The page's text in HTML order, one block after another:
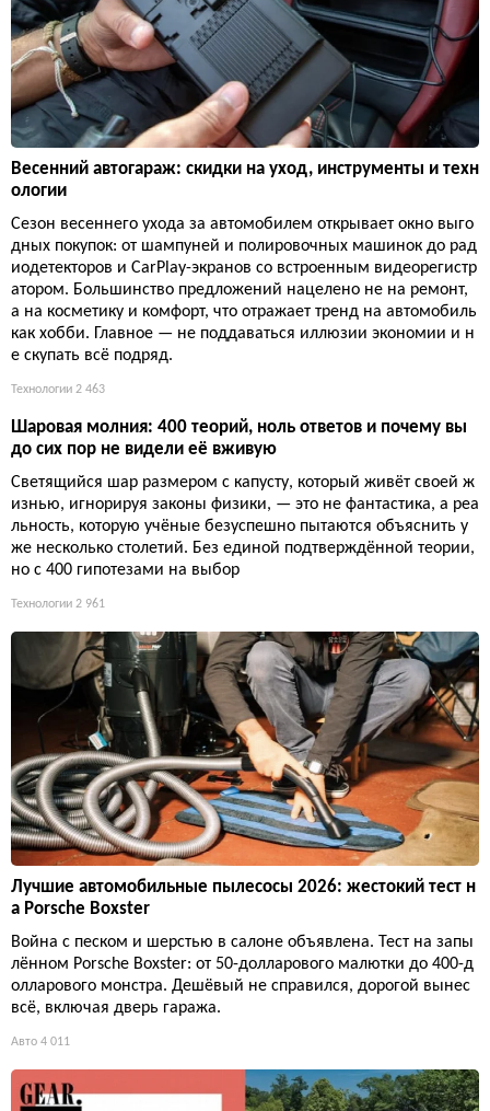
Весенний автогараж: скидки на уход, инструменты и техн
ологии
Сезон весеннего ухода за автомобилем открывает окно выго
дных покупок: от шампуней и полировочных машинок до рад
иодетекторов и CarPlay-экранов со встроенным видеорегистр
атором. Большинство предложений нацелено не на ремонт,
а на косметику и комфорт, что отражает тренд на автомобиль
как хобби. Главное — не поддаваться иллюзии экономии и н
е скупать всё подряд.
Технологии 2 463
Шаровая молния: 400 теорий, ноль ответов и почему вы
до сих пор не видели её вживую
Светящийся шар размером с капусту, который живёт своей ж
изнью, игнорируя законы физики, — это не фантастика, а реа
льность, которую учёные безуспешно пытаются объяснить у
же несколько столетий. Без единой подтверждённой теории,
но с 400 гипотезами на выбор
Технологии 2 961
Лучшие автомобильные пылесосы 2026: жестокий тест н
а Porsche Boxster
Война с песком и шерстью в салоне объявлена. Тест на запы
лённом Porsche Boxster: от 50-долларового малютки до 400-д
олларового монстра. Дешёвый не справился, дорогой вынес
всё, включая дверь гаража.
Авто 4 011